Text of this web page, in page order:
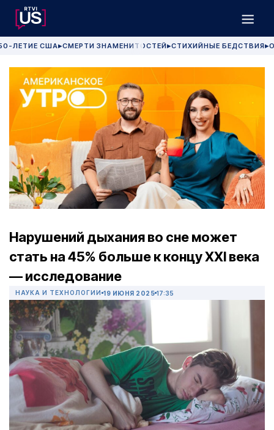
ЛЕТИЕ США▶СМЕРТИ ЗНАМЕНИТОСТЕЙ▶СТИХИЙНЫЕ БЕДСТВИЯ▶
Нарушений дыхания во сне может
стать на 45% больше к концу XXI века
— исследование
НАУКА И ТЕХНОЛОГИИ 19 ИЮНЯ 2025 17:35